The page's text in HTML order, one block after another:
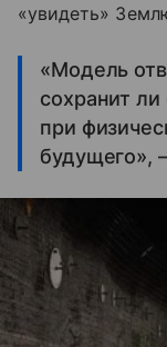
«увидеть»
«Модель
сохранит
при
будущего»,